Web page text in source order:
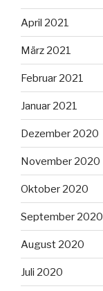
April 2021
März 2021
Februar 2021
Januar 2021
Dezember 2020
November 2020
Oktober 2020
September 2020
August 2020
Juli 2020